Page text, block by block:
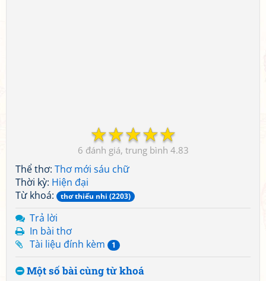
☆
☆
☆
☆
☆
6 4.83
Thể thơ: Thơ mới sáu chữ
Thời kỳ: Hiện đại
Từ khoá:
thơ thiếu nhi (2203)
Trả lời
In bài thơ
Tài liệu đính kèm
1
Một số bài cùng từ khoá